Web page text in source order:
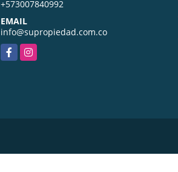
+573007840992
EMAIL
info@supropiedad.com.co
FacebookInstagram